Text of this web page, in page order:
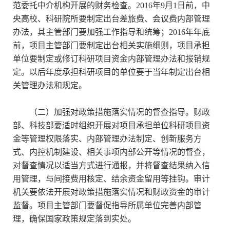
范委托中介机构开展的财务检查。2016年9月1日前，中
央高校、科研院所要制定出台差旅费、会议费内部管理
办法，其主管部门要加强工作指导和统筹；2016年年底
前，项目主管部门要制定出台相关实施细则，项目承担
单位要制定或修订科研项目资金内部管理办法和报销规
定。以后年度承担科研项目的单位要于当年制定出台相
关管理办法和规定。
（二）加强对政策措施落实情况的督查指导。财政
部、科技部要适时组织开展对项目承担单位科研项目资
金等管理权限落实、内部管理办法制定、创新服务方
式、内控机制建设、相关事项内部公开等情况的督查，
对督查情况以适当方式进行通报，并将督查结果纳入信
用管理，与间接费用核定、结余资金留用等挂钩。审计
机关要依法开展对政策措施落实情况和财政资金的审计
监督。项目主管部门要督促指导所属单位完善内部管
理，确保国家政策规定落到实处。